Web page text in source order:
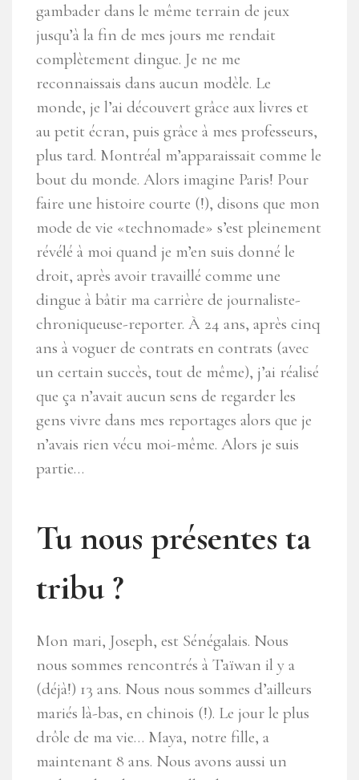
gambader dans le même terrain de jeux
jusqu’à la fin de mes jours me rendait
complètement dingue. Je ne me
reconnaissais dans aucun modèle. Le
monde, je l’ai découvert grâce aux livres et
au petit écran, puis grâce à mes professeurs,
plus tard. Montréal m’apparaissait comme le
bout du monde. Alors imagine Paris! Pour
faire une histoire courte (!), disons que mon
mode de vie «technomade» s’est pleinement
révélé à moi quand je m’en suis donné le
droit, après avoir travaillé comme une
dingue à bâtir ma carrière de journaliste-
chroniqueuse-reporter. À 24 ans, après cinq
ans à voguer de contrats en contrats (avec
un certain succès, tout de même), j’ai réalisé
que ça n’avait aucun sens de regarder les
gens vivre dans mes reportages alors que je
n’avais rien vécu moi-même. Alors je suis
partie…
Tu nous présentes ta
tribu ?
Mon mari, Joseph, est Sénégalais. Nous
nous sommes rencontrés à Taïwan il y a
(déjà!) 13 ans. Nous nous sommes d’ailleurs
mariés là-bas, en chinois (!). Le jour le plus
drôle de ma vie… Maya, notre fille, a
maintenant 8 ans. Nous avons aussi un